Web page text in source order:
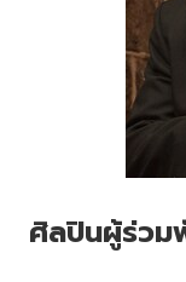
ศิลปินผู้ร่ว